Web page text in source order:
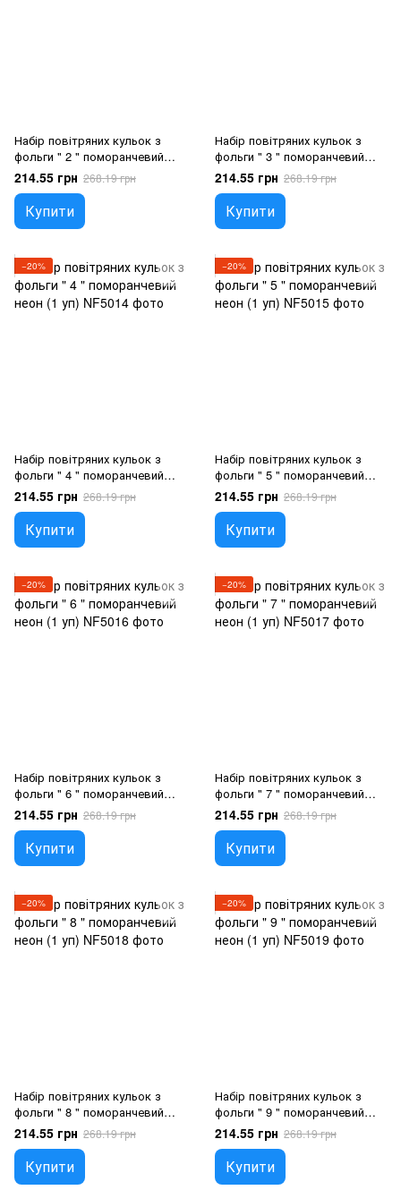
Набір повітряних кульок з
фольги " 2 " поморанчевий
неон (1 уп), Гелій або повітря
214.55 грн 268.19 грн
Купити
Набір повітряних кульок з
фольги " 3 " поморанчевий
неон (1 уп), Гелій або повітря
214.55 грн 268.19 грн
Купити
−20%
Набір повітряних кульок з
фольги " 4 " поморанчевий
неон (1 уп), Гелій або повітря
214.55 грн 268.19 грн
Купити
−20%
Набір повітряних кульок з
фольги " 5 " поморанчевий
неон (1 уп), Гелій або повітря
214.55 грн 268.19 грн
Купити
−20%
Набір повітряних кульок з
фольги " 6 " поморанчевий
неон (1 уп), Гелій або повітря
214.55 грн 268.19 грн
Купити
−20%
Набір повітряних кульок з
фольги " 7 " поморанчевий
неон (1 уп), Гелій або повітря
214.55 грн 268.19 грн
Купити
−20%
Набір повітряних кульок з
фольги " 8 " поморанчевий
неон (1 уп), Гелій або повітря
214.55 грн 268.19 грн
Купити
−20%
Набір повітряних кульок з
фольги " 9 " поморанчевий
неон (1 уп), Гелій або повітря
214.55 грн 268.19 грн
Купити